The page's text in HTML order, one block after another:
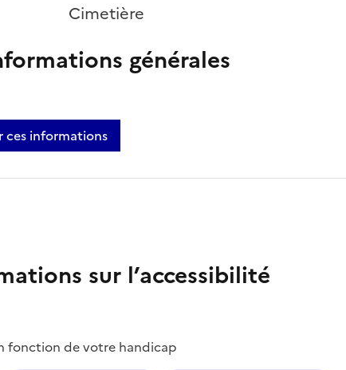
Cimetière
générales
ces informations
sur l’accessibilité
fonction de votre handicap